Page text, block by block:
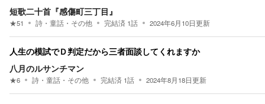
短歌二十首『感傷町三丁目』
★51 詩・童話・その他 完結済 1話 2024年6月10日更新
人生の模試でＤ判定だから三者面談してくれますか
八月のルサンチマン
★6 詩・童話・その他 完結済 1話 2024年8月18日更新